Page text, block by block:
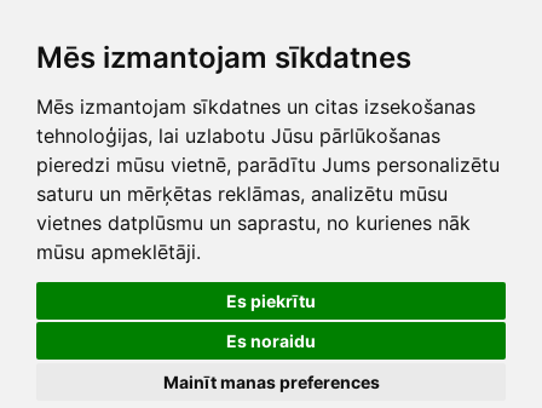
Mēs izmantojam sīkdatnes
Mēs izmantojam sīkdatnes un citas izsekošanas
tehnoloģijas, lai uzlabotu Jūsu pārlūkošanas
pieredzi mūsu vietnē, parādītu Jums personalizētu
saturu un mērķētas reklāmas, analizētu mūsu
vietnes datplūsmu un saprastu, no kurienes nāk
mūsu apmeklētāji.
Es piekrītu
Es noraidu
Mainīt manas preferences